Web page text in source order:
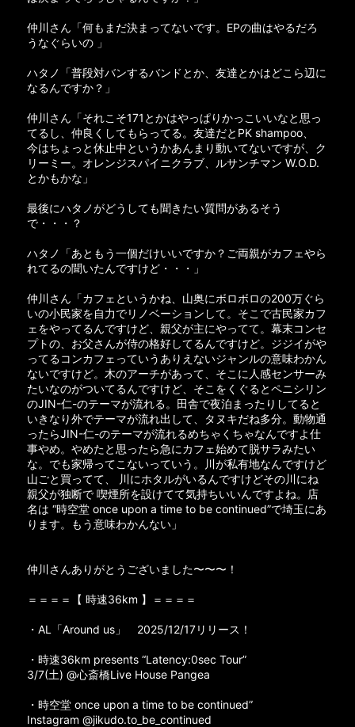
仲川さん「何もまだ決まってないです。EPの曲はやるだろ
うなぐらいの 」
ハタノ「普段対バンするバンドとか、友達とかはどこら辺に
なるんですか？」
仲川さん「それこそ171とかはやっぱりかっこいいなと思っ
てるし、仲良くしてもらってる。友達だとPK shampoo、
今はちょっと休止中というかあんまり動いてないですが、ク
リーミー。オレンジスパイニクラブ、ルサンチマン W.O.D.
とかもかな」
最後にハタノがどうしても聞きたい質問があるそう
で・・・？
ハタノ「あともう一個だけいいですか？ご両親がカフェやら
れてるの聞いたんですけど・・・」
仲川さん「カフェというかね、山奥にボロボロの200万ぐら
いの小民家を自力でリノベーションして。そこで古民家カフ
ェをやってるんですけど、親父が主にやってて。幕末コンセ
プトの、お父さんが侍の格好してるんですけど。ジジイがや
ってるコンカフェっていうありえないジャンルの意味わかん
ないですけど。木のアーチがあって、そこに人感センサーみ
たいなのがついてるんですけど、そこをくぐるとペニシリン
のJIN-仁-のテーマが流れる。田舎で夜泊まったりしてると
いきなり外でテーマが流れ出して、タヌキだね多分。動物通
ったらJIN-仁-のテーマが流れるめちゃくちゃなんですよ仕
事やめ。やめたと思ったら急にカフェ始めて脱サラみたい
な。でも家帰ってこないっていう。川が私有地なんですけど
山ごと買ってて、 川にホタルがいるんですけどその川にね
親父が独断で 喫煙所を設けてて気持ちいいんですよね。店
名は “時空堂 once upon a time to be continued”で埼玉にあ
ります。もう意味わかんない」
仲川さんありがとうございました〜〜〜！
＝＝＝＝【 時速36km 】＝＝＝＝
・AL「Around us」 2025/12/17リリース！
・時速36km presents “Latency:0sec Tour”
3/7(土) @心斎橋Live House Pangea
・時空堂 once upon a time to be continued”
Instagram @jikudo.to_be_continued